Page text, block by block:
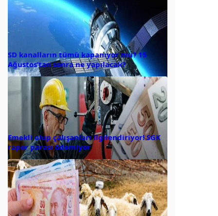
SD kanalların tümü kapanıyor mu? 15
Ağustos’tan sonra ne yapılacak?
Emekli olup çalışanları ilgilendiriyor! SGK
rapor parası ödemiyor